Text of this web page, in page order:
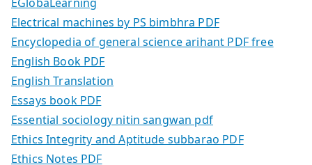
Electrical machines by PS bimbhra PDF
Encyclopedia of general science arihant PDF free
English Book PDF
English Translation
Essays book PDF
Essential sociology nitin sangwan pdf
Ethics Integrity and Aptitude subbarao PDF
Ethics Notes PDF